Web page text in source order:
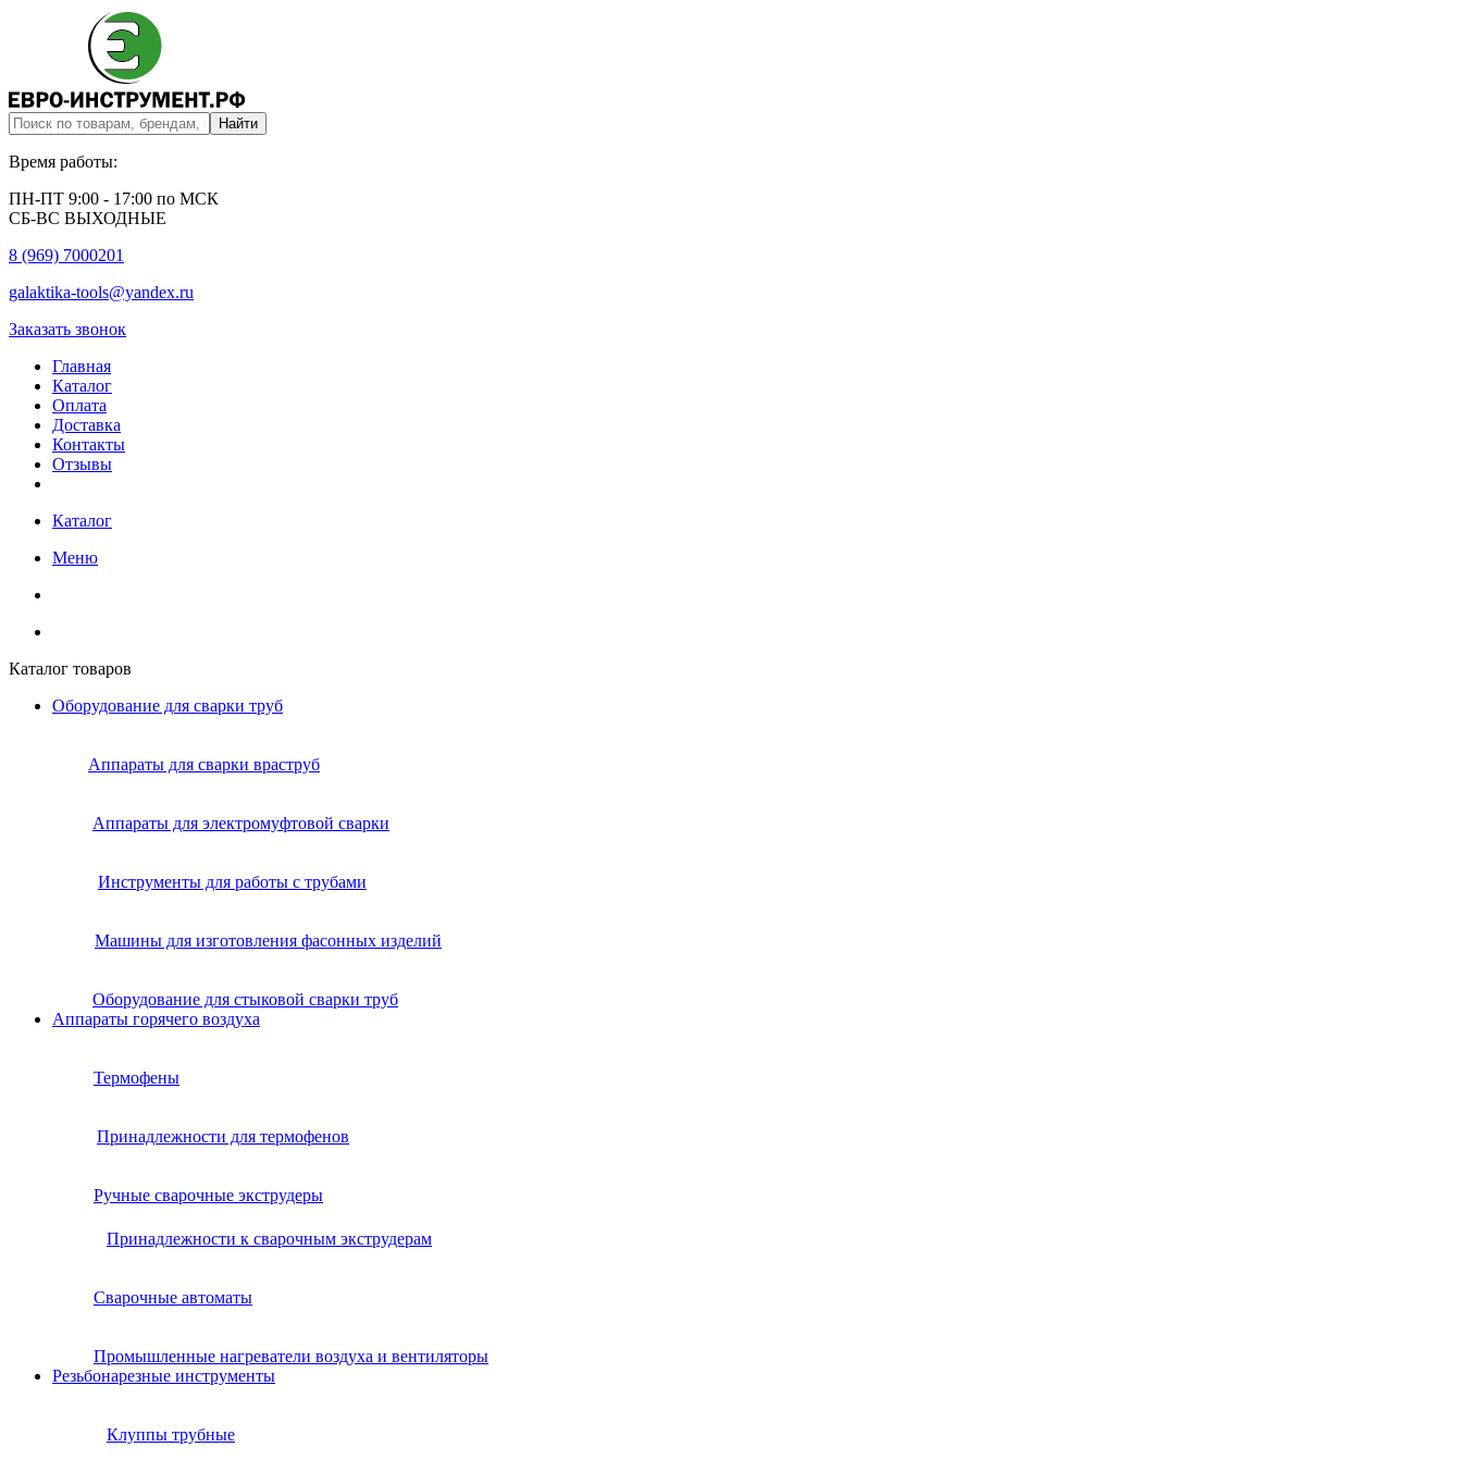
Время работы:
ПН-ПТ 9:00 - 17:00 по МСК
СБ-ВС ВЫХОДНЫЕ
8 (969) 7000201
galaktika-tools@yandex.ru
Заказать звонок
Главная
Каталог
Оплата
Доставка
Контакты
Отзывы
Каталог
Меню
Каталог товаров
Оборудование для сварки труб
Аппараты для сварки враструб
Аппараты для электромуфтовой сварки
Инструменты для работы с трубами
Машины для изготовления фасонных изделий
Оборудование для стыковой сварки труб
Аппараты горячего воздуха
Термофены
Принадлежности для термофенов
Ручные сварочные экструдеры
Принадлежности к сварочным экструдерам
Сварочные автоматы
Промышленные нагреватели воздуха и вентиляторы
Резьбонарезные инструменты
Клуппы трубные